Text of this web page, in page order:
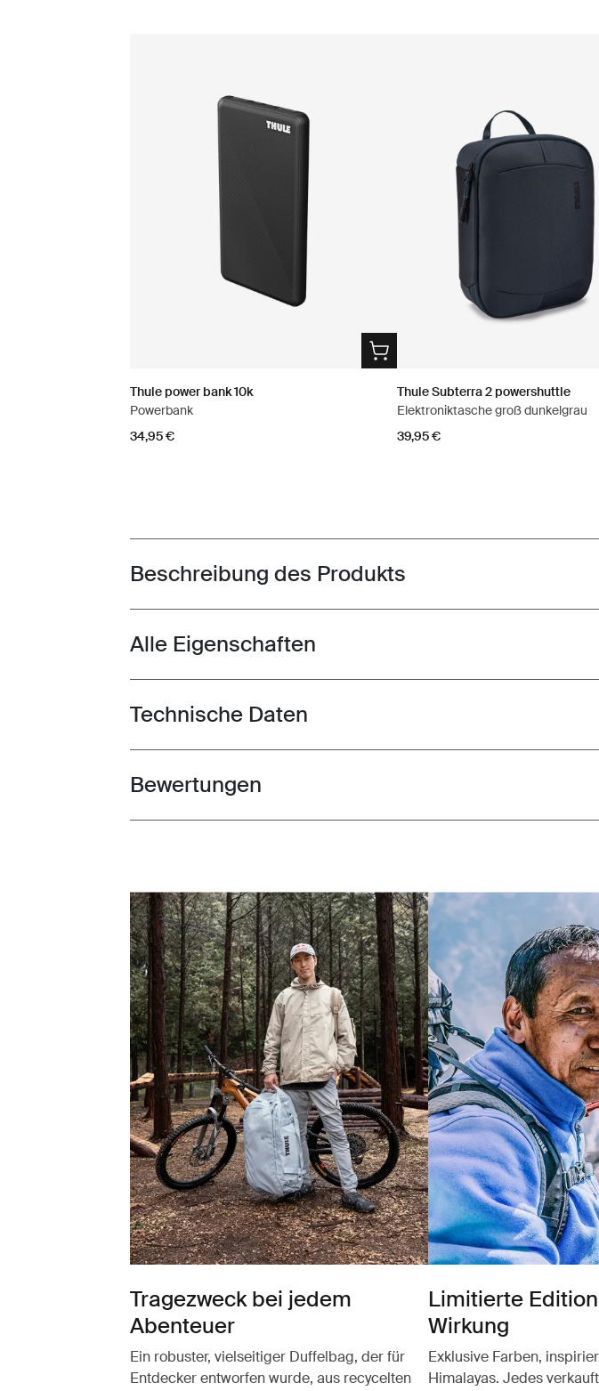
Thule power bank 10k
Powerbank
34,95 €
Thule Subterra 2 powershuttle
Elektroniktasche groß dunkelgrau
39,95 €
Toggle overview
Beschreibung des Produkts
Toggle features
Alle Eigenschaften
Toggle techspec
Technische Daten
Toggle overview
Bewertungen
Tragezweck bei jedem
Abenteuer
Ein robuster, vielseitiger Duffelbag, der für
Entdecker entworfen wurde, aus recycelten
Limitierte
Wirkung
Exklusive Farben,
Himalayas. Jedes